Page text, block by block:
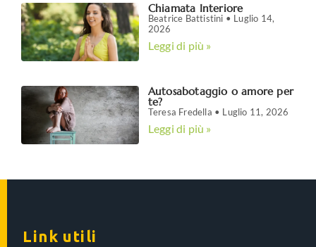
Chiamata Interiore
Beatrice Battistini
Luglio 14,
2026
Leggi di più »
Autosabotaggio o amore per
te?
Teresa Fredella Luglio 11, 2026
Leggi di più »
Link utili